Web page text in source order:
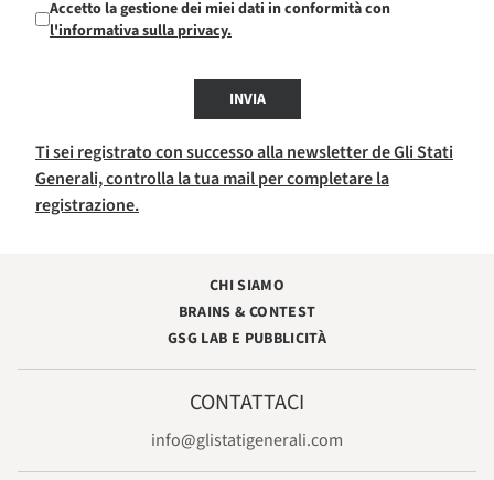
Accetto la gestione dei miei dati in conformità con
l'informativa sulla privacy.
INVIA
Ti sei registrato con successo alla newsletter de Gli Stati
Generali, controlla la tua mail per completare la
registrazione.
CHI SIAMO
BRAINS & CONTEST
GSG LAB E PUBBLICITÀ
CONTATTACI
info@glistatigenerali.com